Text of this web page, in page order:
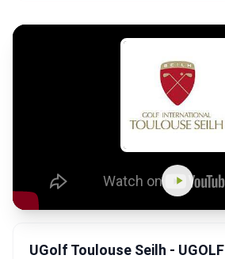
UGolf Toulouse Seilh - UGOLF